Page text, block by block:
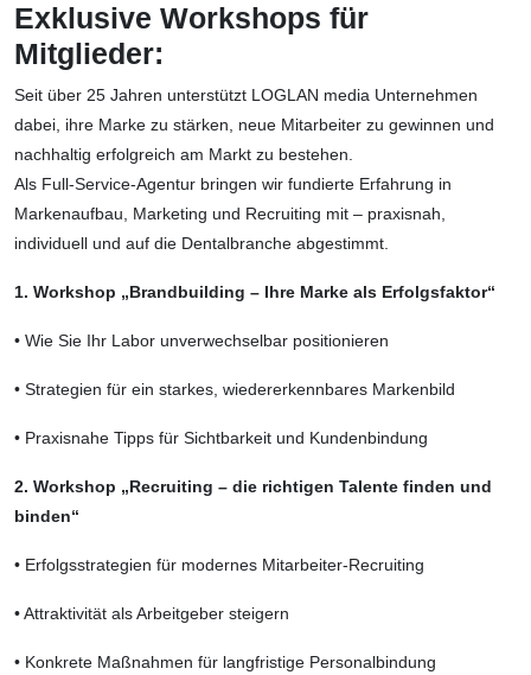
Exklusive Workshops für
Mitglieder:
Seit über 25 Jahren unterstützt LOGLAN media Unternehmen
dabei, ihre Marke zu stärken, neue Mitarbeiter zu gewinnen und
nachhaltig erfolgreich am Markt zu bestehen.
Als Full-Service-Agentur bringen wir fundierte Erfahrung in
Markenaufbau, Marketing und Recruiting mit – praxisnah,
individuell und auf die Dentalbranche abgestimmt.
1. Workshop „Brandbuilding – Ihre Marke als Erfolgsfaktor“
• Wie Sie Ihr Labor unverwechselbar positionieren
• Strategien für ein starkes, wiedererkennbares Markenbild
• Praxisnahe Tipps für Sichtbarkeit und Kundenbindung
2. Workshop „Recruiting – die richtigen Talente finden und
binden“
• Erfolgsstrategien für modernes Mitarbeiter-Recruiting
• Attraktivität als Arbeitgeber steigern
• Konkrete Maßnahmen für langfristige Personalbindung